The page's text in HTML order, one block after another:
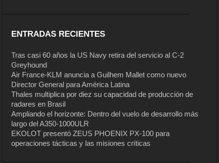
ENTRADAS RECIENTES
Tras casi 60 años la US Navy retira del servicio al C-2
Greyhound
Air France-KLM anuncia a Guilhem Mallet como nuevo
Director General para América Latina
Thales multiplica por diez su capacidad de producción de
radares en Brasil
Ampliando el horizonte: Dentro del vuelo de desarrollo más
largo del A350-1000ULR
EKOLOT presentó ZEUS PHOENIX PX-100 para
operaciones tácticas y las misiones críticas